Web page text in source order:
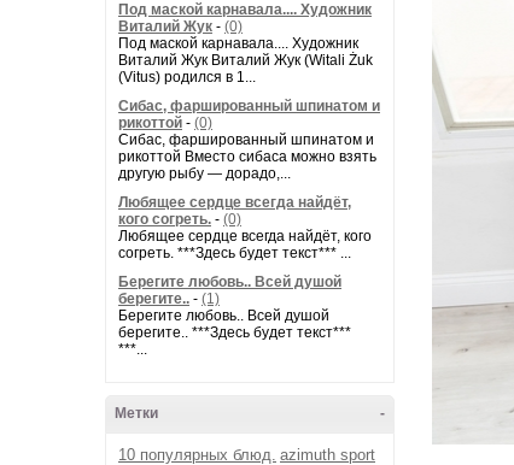
Под маской карнавала.... Художник
Виталий Жук - (0)
Под маской карнавала.... Художник
Виталий Жук Виталий Жук (Witali Żuk
(Vitus) родился в 1...
Сибас, фаршированный шпинатом и
рикоттой - (0)
Сибас, фаршированный шпинатом и
рикоттой Вместо сибаса можно взять
другую рыбу — дорадо,...
Любящее сердце всегда найдёт,
кого согреть. - (0)
Любящее сердце всегда найдёт, кого
согреть. ***Здесь будет текст*** ...
Берегите любовь.. Всей душой
берегите.. - (1)
Берегите любовь.. Всей душой
берегите.. ***Здесь будет текст***
***...
-
Метки
10 популярных блюд. azimuth sport